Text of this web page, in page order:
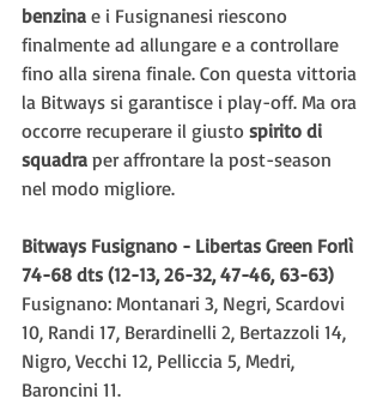
benzina e i Fusignanesi riescono
finalmente ad allungare e a controllare
fino alla sirena finale. Con questa vittoria
la Bitways si garantisce i play-off. Ma ora
occorre recuperare il giusto spirito di
squadra per affrontare la post-season
nel modo migliore.
Bitways Fusignano - Libertas Green Forlì
74-68 dts (12-13, 26-32, 47-46, 63-63)
Fusignano: Montanari 3, Negri, Scardovi
10, Randi 17, Berardinelli 2, Bertazzoli 14,
Nigro, Vecchi 12, Pelliccia 5, Medri,
Baroncini 11.